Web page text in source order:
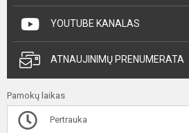
YOUTUBE KANALAS
ATNAUJINIMŲ PRENUMERATA
Pamokų laikas
Pertrauka